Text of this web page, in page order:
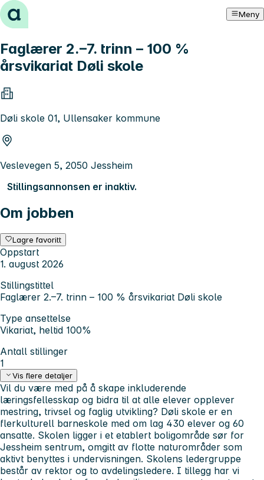
Hopp til innhold Meny
Faglærer 2.–7. trinn – 100 %
årsvikariat Døli skole
Døli skole 01, Ullensaker kommune
Veslevegen 5, 2050 Jessheim
Stillingsannonsen er inaktiv.
Om jobben
Lagre favoritt
Oppstart
1. august 2026
Stillingstittel
Faglærer 2.–7. trinn – 100 % årsvikariat Døli skole
Type ansettelse
Vikariat, heltid 100%
Antall stillinger
1
Vis flere detaljer
Vil du være med på å skape inkluderende
læringsfellesskap og bidra til at alle elever opplever
mestring, trivsel og faglig utvikling? Døli skole er en
flerkulturell barneskole med om lag 430 elever og 60
ansatte. Skolen ligger i et etablert boligområde sør for
Jessheim sentrum, omgitt av flotte naturområder som
aktivt benyttes i undervisningen. Skolens ledergruppe
består av rektor og to avdelingsledere. I tillegg har vi